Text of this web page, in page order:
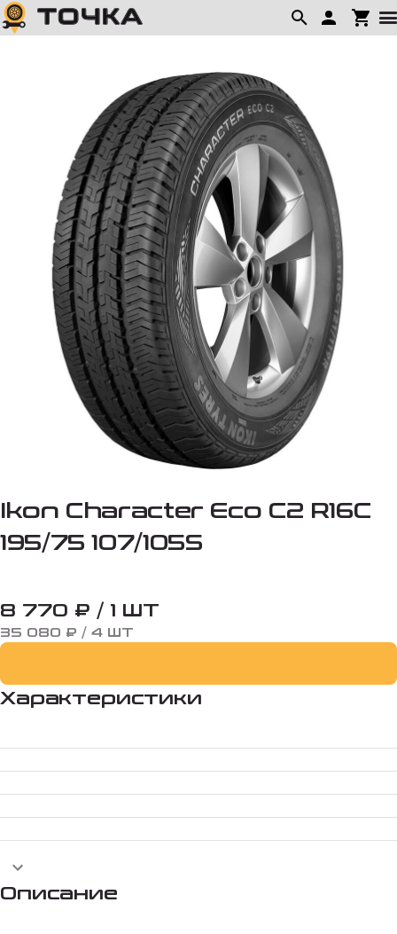
Ikon Character Eco C2 R16C
195/75 107/105S
8 770 ₽ / 1 ШТ
35 080 ₽ / 4 ШТ
Характеристики
Описание